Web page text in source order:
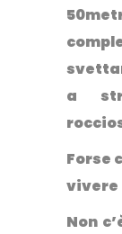
a
Forse
vivere
Non